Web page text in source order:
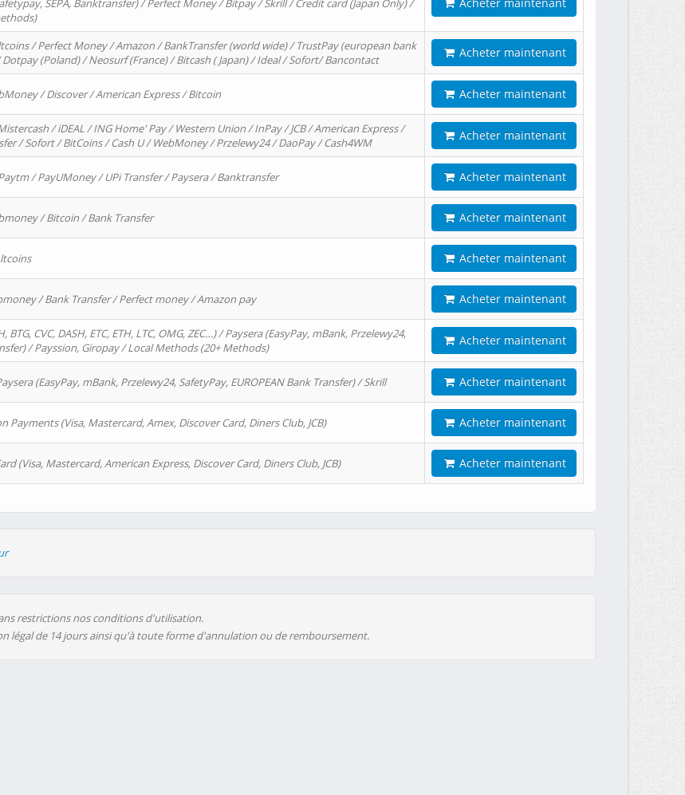
SEPA, Banktransfer) / Perfect Money / Bitpay / Skrill / Credit card (Japan Only) /
/ Perfect Money / Amazon / BankTransfer (world wide) / TrustPay (european bank
(Poland) / Neosurf (France) / Bitcash ( Japan) / Ideal / Sofort/ Bancontact
Acheter maintenant
/ Discover / American Express / Bitcoin Acheter maintenant
/ iDEAL / ING Home' Pay / Western Union / InPay / JCB / American Express /
/ Sofort / BitCoins / Cash U / WebMoney / Przelewy24 / DaoPay / Cash4WM
Acheter maintenant
/ PayUMoney / UPi Transfer / Paysera / Banktransfer Acheter maintenant
/ Bitcoin / Bank Transfer Acheter maintenant
Acheter maintenant
/ Bank Transfer / Perfect money / Amazon pay Acheter maintenant
CVC, DASH, ETC, ETH, LTC, OMG, ZEC…) / Paysera (EasyPay, mBank, Przelewy24,
/ Payssion, Giropay / Local Methods (20+ Methods)
Acheter maintenant
(EasyPay, mBank, Przelewy24, SafetyPay, EUROPEAN Bank Transfer) / Skrill Acheter maintenant
(Visa, Mastercard, Amex, Discover Card, Diners Club, JCB) Acheter maintenant
(Visa, Mastercard, American Express, Discover Card, Diners Club, JCB) Acheter maintenant
restrictions nos conditions d'utilisation.
légal de 14 jours ainsi qu'à toute forme d'annulation ou de remboursement.